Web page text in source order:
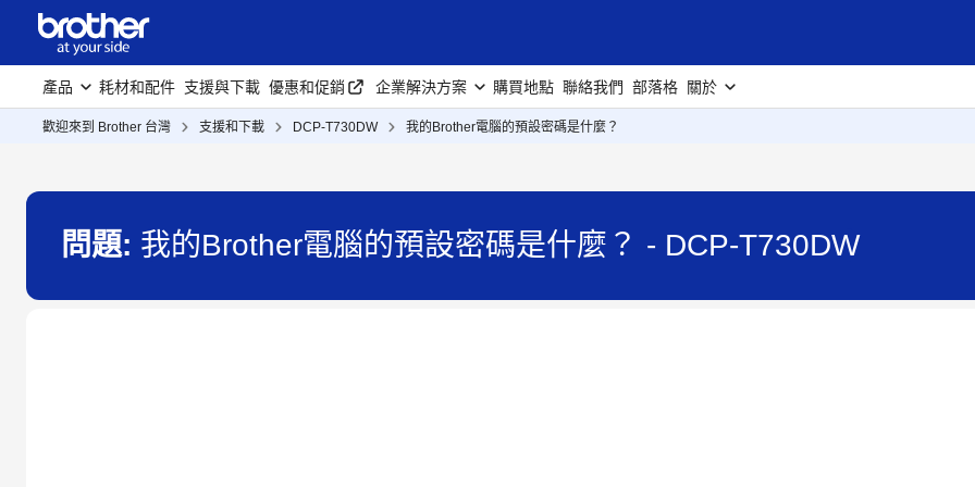
產品 耗材和配件 支援與下載 優惠和促銷 企業解決方案 購買地點 聯絡我們 部落格 關於
歡迎來到 Brother 台灣 支援和下載 DCP-T730DW 我的Brother電腦的預設密碼是什麼？
問題: 我的Brother電腦的預設密碼是什麼？ - DCP-T730DW